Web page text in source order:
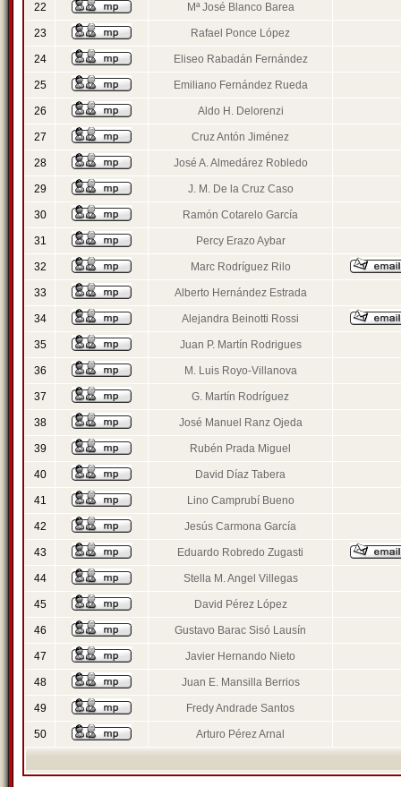
22 Mª José Blanco Barea
23 Rafael Ponce López
24 Eliseo Rabadán Fernández
25 Emiliano Fernández Rueda
26 Aldo H. Delorenzi
27 Cruz Antón Jiménez
28 José A. Almedárez Robledo
29 J. M. De la Cruz Caso
30 Ramón Cotarelo García
31 Percy Erazo Aybar
32 Marc Rodríguez Rilo
33 Alberto Hernández Estrada
34 Alejandra Beinotti Rossi
35 Juan P. Martín Rodrigues
36 M. Luis Royo-Villanova
37 G. Martín Rodríguez
38 José Manuel Ranz Ojeda
39 Rubén Prada Miguel
40 David Díaz Tabera
41 Lino Camprubí Bueno
42 Jesús Carmona García
43 Eduardo Robredo Zugasti
44 Stella M. Angel Villegas
45 David Pérez López
46 Gustavo Barac Sisó Lausín
47 Javier Hernando Nieto
48 Juan E. Mansilla Berrios
49 Fredy Andrade Santos
50 Arturo Pérez Arnal